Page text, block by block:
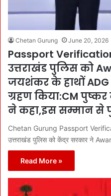
Chetan Gurung June 20, 2026
Passport
उत्तराखंड पुलिस को
जयशंकर के हाथों
ग्रहण किया:CM पुष्कर
ने कहा,इस सम्मान से
Chetan Gurung Passport
उत्तराखंड पुलिस को केंद्र सरकार ने
Read More »